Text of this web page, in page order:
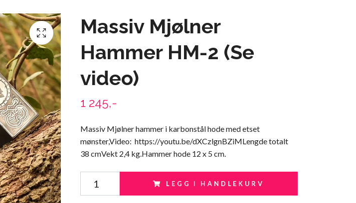
Massiv Mjølner
Hammer HM-2 (Se
video)
1 245,-
Massiv Mjølner hammer i karbonstål hode med etset
mønster,Video: https://youtu.be/dXCzlgnBZiMLengde totalt
38 cmVekt 2,4 kg.Hammer hode 12 x 5 cm.
LEGG I HANDLEKURV